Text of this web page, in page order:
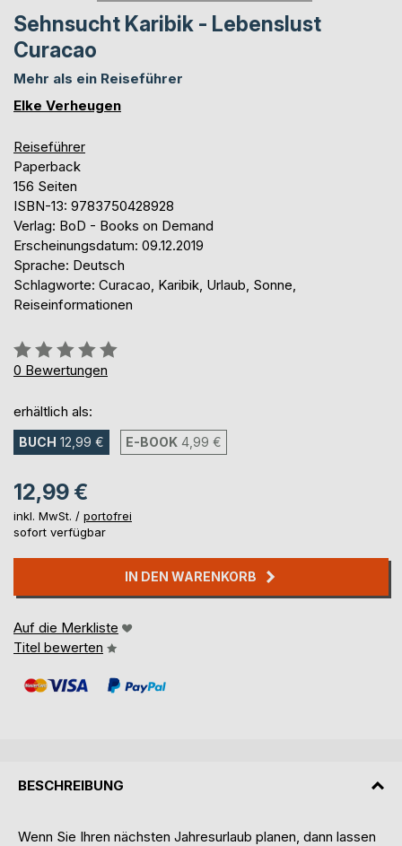
Sehnsucht Karibik - Lebenslust
Curacao
Mehr als ein Reiseführer
Elke Verheugen
Reiseführer
Paperback
156 Seiten
ISBN-13: 9783750428928
Verlag: BoD - Books on Demand
Erscheinungsdatum: 09.12.2019
Sprache: Deutsch
Schlagworte: Curacao, Karibik, Urlaub, Sonne,
Reiseinformationen
Bewertung::
0%
0 Bewertungen
erhältlich als:
BUCH 12,99 € E-BOOK 4,99 €
12,99 €
inkl. MwSt. / portofrei
sofort verfügbar
IN DEN WARENKORB
Auf die Merkliste
Titel bewerten
BESCHREIBUNG
Wenn Sie Ihren nächsten Jahresurlaub planen, dann lassen